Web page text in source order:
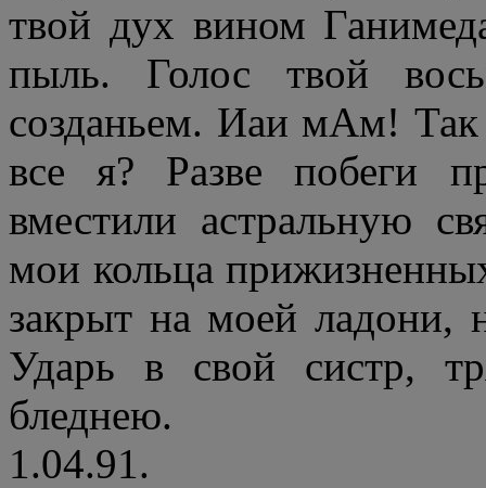
твой дух вином
пыль. Голос твой
созданьем. Иаи мАм! Так
все я? Разве побеги
вместили астральную
мои кольца
закрыт на моей ладони,
Ударь в свой систр,
бледнею.
1.04.91.